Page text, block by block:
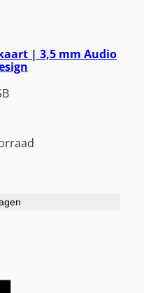
| 3,5 mm Audio